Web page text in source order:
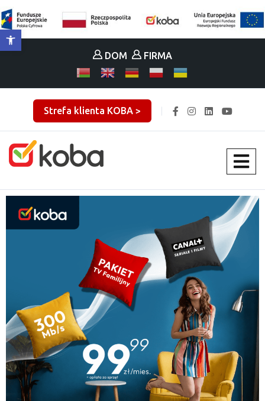
DOM FIRMA
Strefa klienta KOBA >
Otwórz pasek narzędzi